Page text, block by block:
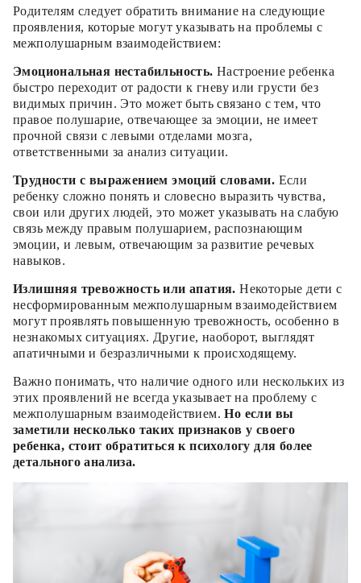
Родителям следует обратить внимание на следующие
проявления, которые могут указывать на проблемы с
межполушарным взаимодействием:
Эмоциональная нестабильность. Настроение ребенка
быстро переходит от радости к гневу или грусти без
видимых причин. Это может быть связано с тем, что
правое полушарие, отвечающее за эмоции, не имеет
прочной связи с левыми отделами мозга,
ответственными за анализ ситуации.
Трудности с выражением эмоций словами. Если
ребенку сложно понять и словесно выразить чувства,
свои или других людей, это может указывать на слабую
связь между правым полушарием, распознающим
эмоции, и левым, отвечающим за развитие речевых
навыков.
Излишняя тревожность или апатия. Некоторые дети с
несформированным межполушарным взаимодействием
могут проявлять повышенную тревожность, особенно в
незнакомых ситуациях. Другие, наоборот, выглядят
апатичными и безразличными к происходящему.
Важно понимать, что наличие одного или нескольких из
этих проявлений не всегда указывает на проблему с
межполушарным взаимодействием. Но если вы
заметили несколько таких признаков у своего
ребенка, стоит обратиться к психологу для более
детального анализа.